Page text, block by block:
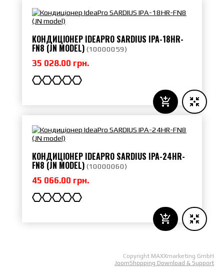
КОНДИЦІОНЕР IDEAPRO SARDIUS IPA-18HR-
FN8 (JN MODEL) (10000059)
35 028.00 грн.
КОНДИЦІОНЕР IDEAPRO SARDIUS IPA-24HR-
FN8 (JN MODEL) (10000060)
45 066.00 грн.
Copyright MAXXmarketing GmbH
JoomShopping Download & Support